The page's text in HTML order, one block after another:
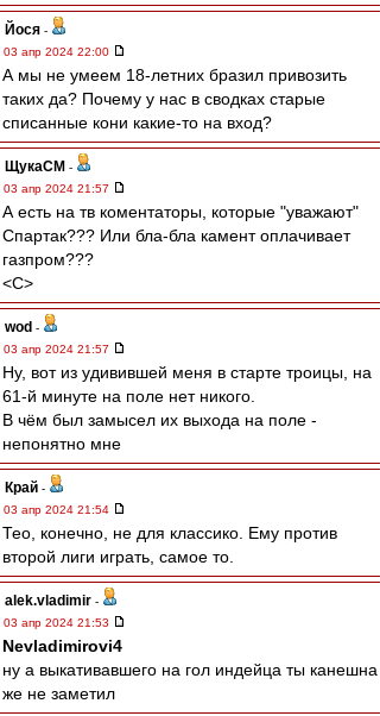
Йося -
03 апр 2024 22:00
А мы не умеем 18-летних бразил привозить
таких да? Почему у нас в сводках старые
списанные кони какие-то на вход?
ЩукаСМ -
03 апр 2024 21:57
А есть на тв коментаторы, которые "уважают"
Спартак??? Или бла-бла камент оплачивает
газпром???
<C>
wod -
03 апр 2024 21:57
Ну, вот из удивившей меня в старте троицы, на
61-й минуте на поле нет никого.
В чём был замысел их выхода на поле -
непонятно мне
Край -
03 апр 2024 21:54
Тео, конечно, не для классико. Ему против
второй лиги играть, самое то.
alek.vladimir -
03 апр 2024 21:53
Nevladimirovi4
ну а выкативавшего на гол индейца ты канешна
же не заметил